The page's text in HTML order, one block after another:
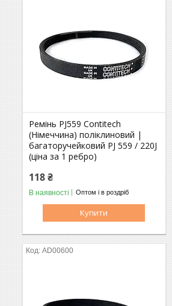
Ремінь PJ559 Contitech
(Німеччина) поліклиновий |
багаторучейковий PJ 559 / 220J
(ціна за 1 ребро)
118 ₴
В наявності Оптом і в роздріб
Купити
AD00600